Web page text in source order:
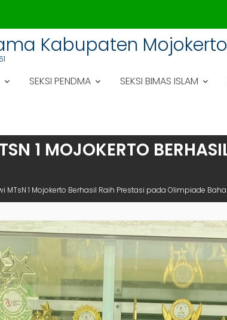
Kabupaten Mojokerto
SEKSI PENDMA SEKSI BIMAS ISLAM
1 MOJOKERTO
MTsN 1 Mojokerto Berhasil Raih Prestasi pada Olimpiade